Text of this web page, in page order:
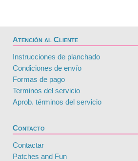
Atención al Cliente
Instrucciones de planchado
Condiciones de envío
Formas de pago
Terminos del servicio
Aprob. términos del servicio
Contacto
Contactar
Patches and Fun